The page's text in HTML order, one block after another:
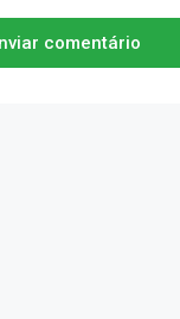
comentário